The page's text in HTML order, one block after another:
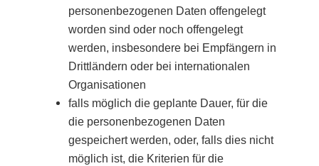
personenbezogenen Daten offengelegt
worden sind oder noch offengelegt
werden, insbesondere bei Empfängern in
Drittländern oder bei internationalen
Organisationen
falls möglich die geplante Dauer, für die
die personenbezogenen Daten
gespeichert werden, oder, falls dies nicht
möglich ist, die Kriterien für die